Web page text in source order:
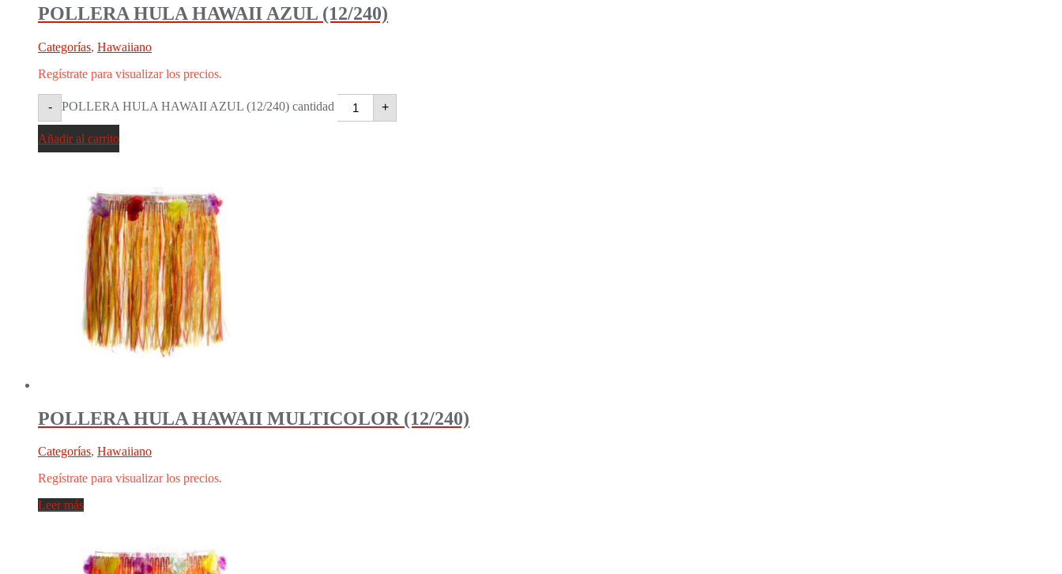
POLLERA HULA HAWAII AZUL (12/240)
Categorías, Hawaiiano
Regístrate para visualizar los precios.
- POLLERA HULA HAWAII AZUL (12/240) cantidad +
Añadir al carrito
POLLERA HULA HAWAII MULTICOLOR (12/240)
Categorías, Hawaiiano
Regístrate para visualizar los precios.
Leer más